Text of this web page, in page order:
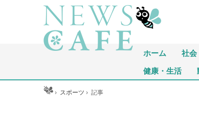
ホーム 社会
健康・生活
ホーム › スポーツ ›記事